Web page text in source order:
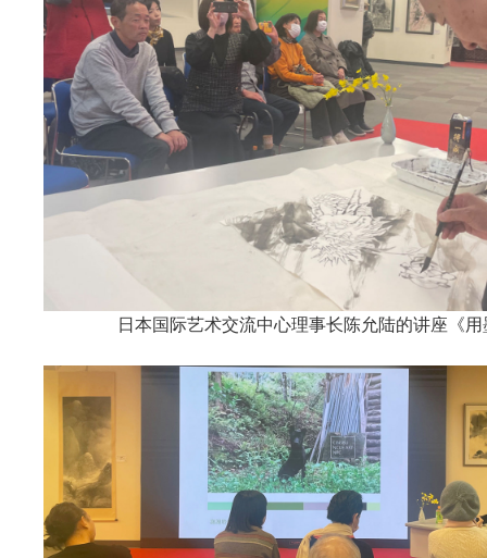
日本国际艺术交流中心理事长陈允陆的讲座《